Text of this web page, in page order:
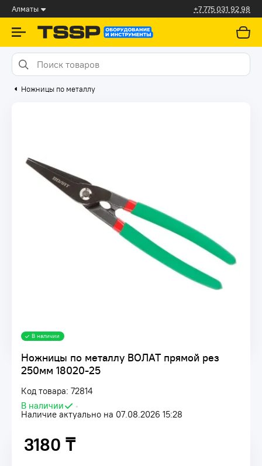
Алматы +7 775 031 92 98
Ножницы по металлу
Ножницы по металлу ВОЛАТ прямой рез
250мм 18020-25
Код товара: 72814
В наличии
•
Наличие актуально на 07.08.2026 15:28
В наличии
3180 ₸
3180 ₸